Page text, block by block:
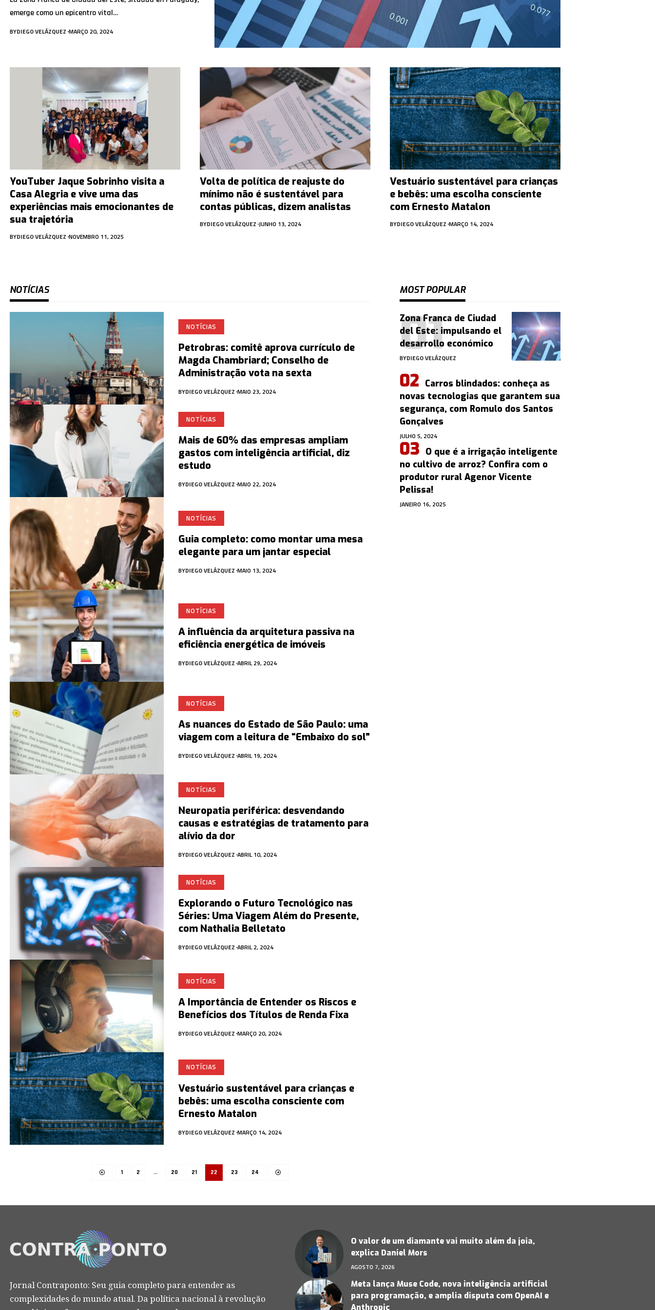
emerge como un epicentro vital…
BYDIEGO VELÁZQUEZ MARÇO 20, 2024
YouTuber Jaque Sobrinho visita a
Casa Alegria e vive uma das
experiências mais emocionantes de
sua trajetória
BYDIEGO VELÁZQUEZ NOVEMBRO 11, 2025
Volta de política de reajuste do
mínimo não é sustentável para
contas públicas, dizem analistas
BYDIEGO VELÁZQUEZ JUNHO 13, 2024
Vestuário sustentável para crianças
e bebês: uma escolha consciente
com Ernesto Matalon
BYDIEGO VELÁZQUEZ MARÇO 14, 2024
NOTÍCIAS
NOTÍCIAS
Petrobras: comitê aprova currículo de
Magda Chambriard; Conselho de
Administração vota na sexta
BYDIEGO VELÁZQUEZ MAIO 23, 2024
NOTÍCIAS
Mais de 60% das empresas ampliam
gastos com inteligência artificial, diz
estudo
BYDIEGO VELÁZQUEZ MAIO 22, 2024
NOTÍCIAS
Guia completo: como montar uma mesa
elegante para um jantar especial
BYDIEGO VELÁZQUEZ MAIO 13, 2024
NOTÍCIAS
A influência da arquitetura passiva na
eficiência energética de imóveis
BYDIEGO VELÁZQUEZ ABRIL 29, 2024
NOTÍCIAS
As nuances do Estado de São Paulo: uma
viagem com a leitura de “Embaixo do sol”
BYDIEGO VELÁZQUEZ ABRIL 19, 2024
NOTÍCIAS
Neuropatia periférica: desvendando
causas e estratégias de tratamento para
alívio da dor
BYDIEGO VELÁZQUEZ ABRIL 10, 2024
NOTÍCIAS
Explorando o Futuro Tecnológico nas
Séries: Uma Viagem Além do Presente,
com Nathalia Belletato
BYDIEGO VELÁZQUEZ ABRIL 2, 2024
NOTÍCIAS
A Importância de Entender os Riscos e
Benefícios dos Títulos de Renda Fixa
BYDIEGO VELÁZQUEZ MARÇO 20, 2024
NOTÍCIAS
Vestuário sustentável para crianças e
bebês: uma escolha consciente com
Ernesto Matalon
BYDIEGO VELÁZQUEZ MARÇO 14, 2024
1 2 … 20 21 22 23 24
MOST POPULAR
Zona Franca de Ciudad
del Este: impulsando el
desarrollo económico
BYDIEGO VELÁZQUEZ
Carros blindados: conheça as
novas tecnologias que garantem sua
segurança, com Romulo dos Santos
Gonçalves
JULHO 5, 2024
O que é a irrigação inteligente
no cultivo de arroz? Confira com o
produtor rural Agenor Vicente
Pelissa!
JANEIRO 16, 2025
Jornal Contraponto: Seu guia completo para entender as
complexidades do mundo atual. Da política nacional à revolução
O valor de um diamante vai muito além da joia,
explica Daniel Mors
AGOSTO 7, 2026
Meta lança Muse Code, nova inteligência artificial
para programação, e amplia disputa com OpenAI e
Anthropic